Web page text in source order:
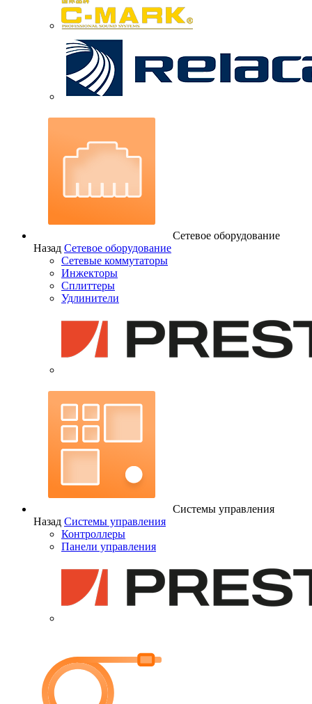
Сетевое оборудование
Назад Сетевое оборудование
Сетевые коммутаторы
Инжекторы
Сплиттеры
Удлинители
Системы управления
Назад Системы управления
Контроллеры
Панели управления